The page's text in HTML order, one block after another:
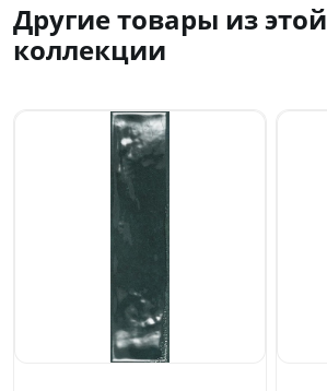
Другие товары из этой
коллекции